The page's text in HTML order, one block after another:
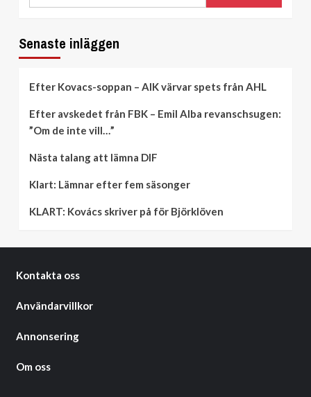
Senaste inläggen
Efter Kovacs-soppan – AIK värvar spets från AHL
Efter avskedet från FBK – Emil Alba revanschsugen:
”Om de inte vill…”
Nästa talang att lämna DIF
Klart: Lämnar efter fem säsonger
KLART: Kovács skriver på för Björklöven
Kontakta oss
Användarvillkor
Annonsering
Om oss